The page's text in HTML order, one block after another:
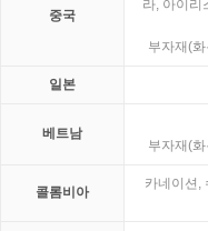
중국
라, 아이리
부자재(
일본
베트남
부자재(
콜롬비아
카네이션,